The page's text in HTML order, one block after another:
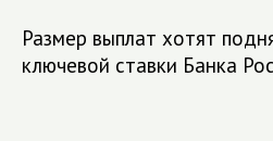
Размер выплат хотят
ключевой ставки Банка